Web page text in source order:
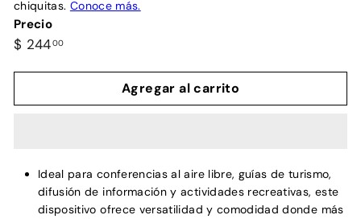
Precio
Precio
$ 24400$
Agregar al carrito
Ideal para conferencias al aire libre, guías de turismo,
difusión de información y actividades recreativas, este
dispositivo ofrece versatilidad y comodidad donde más